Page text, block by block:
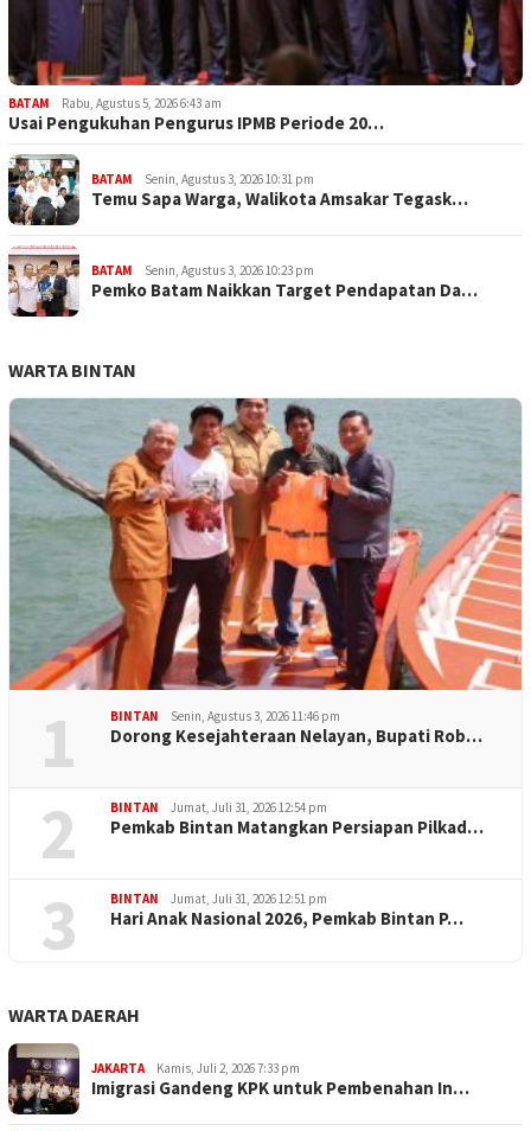
BATAM Rabu, Agustus 5, 2026 6:43 am
Usai Pengukuhan Pengurus IPMB Periode 20…
BATAM Senin, Agustus 3, 2026 10:31 pm
Temu Sapa Warga, Walikota Amsakar Tegask…
BATAM Senin, Agustus 3, 2026 10:23 pm
Pemko Batam Naikkan Target Pendapatan Da…
WARTA BINTAN
1 BINTAN Senin, Agustus 3, 2026 11:46 pm
Dorong Kesejahteraan Nelayan, Bupati Rob…
2 BINTAN Jumat, Juli 31, 2026 12:54 pm
Pemkab Bintan Matangkan Persiapan Pilkad…
3 BINTAN Jumat, Juli 31, 2026 12:51 pm
Hari Anak Nasional 2026, Pemkab Bintan P…
WARTA DAERAH
JAKARTA Kamis, Juli 2, 2026 7:33 pm
Imigrasi Gandeng KPK untuk Pembenahan In…